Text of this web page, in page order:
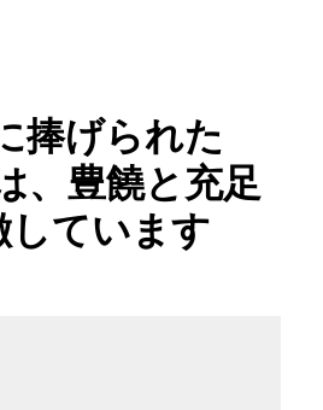
捧げられた
、豊饒と充足
しています